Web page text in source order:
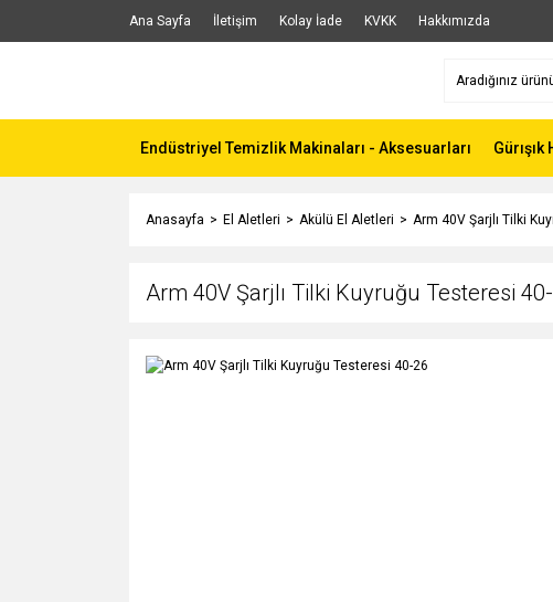
Ana Sayfa İletişim Kolay İade KVKK Hakkımızda
Endüstriyel Temizlik Makinaları - Aksesuarları
Anasayfa El Aletleri Akülü El Aletleri Arm 40V Şarjlı Tilki
Arm 40V Şarjlı Tilki Kuyruğu Testeresi